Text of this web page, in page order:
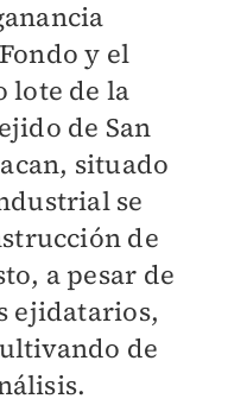
y el
lote de la
de San
situado
se
de
a pesar de
ejidatarios,
de